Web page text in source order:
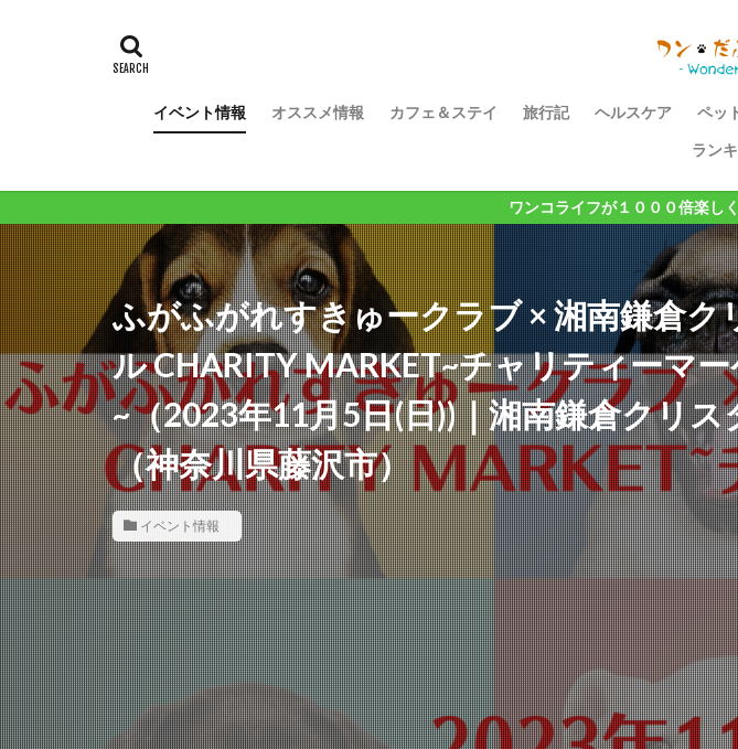
イベント情報 オススメ情報 カフェ＆ステイ 旅行記 ヘルスケア ペッ
ラン
ワンコライフが１０００倍楽しくなるメディア【
ふがふがれすきゅークラブ × 湘南鎌倉ク
ル CHARITY MARKET~チャリティーマ
~（2023年11月5日(日))｜湘南鎌倉クリ
（神奈川県藤沢市）
イベント情報